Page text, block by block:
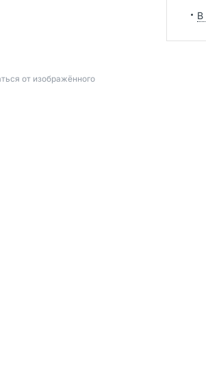
от изображённого
В